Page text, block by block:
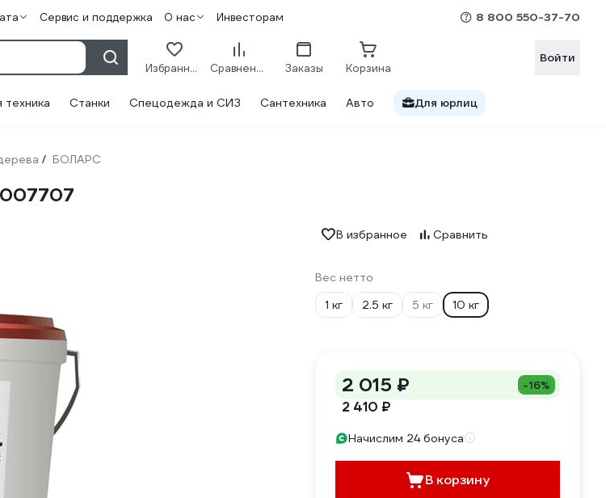
Сервис и поддержка О нас Инвесторам 8 800 550-37-70
Избранное Сравнение Заказы Корзина
Войти
техника Станки Спецодежда и СИЗ Сантехника Авто Для юрлиц
/ БОЛАРС
В избранное Сравнить
Вес нетто
1 кг
2.5 кг 5 кг 10 кг
2 015 ₽ -16%
2 410 ₽
Начислим 24 бонуса
В корзину